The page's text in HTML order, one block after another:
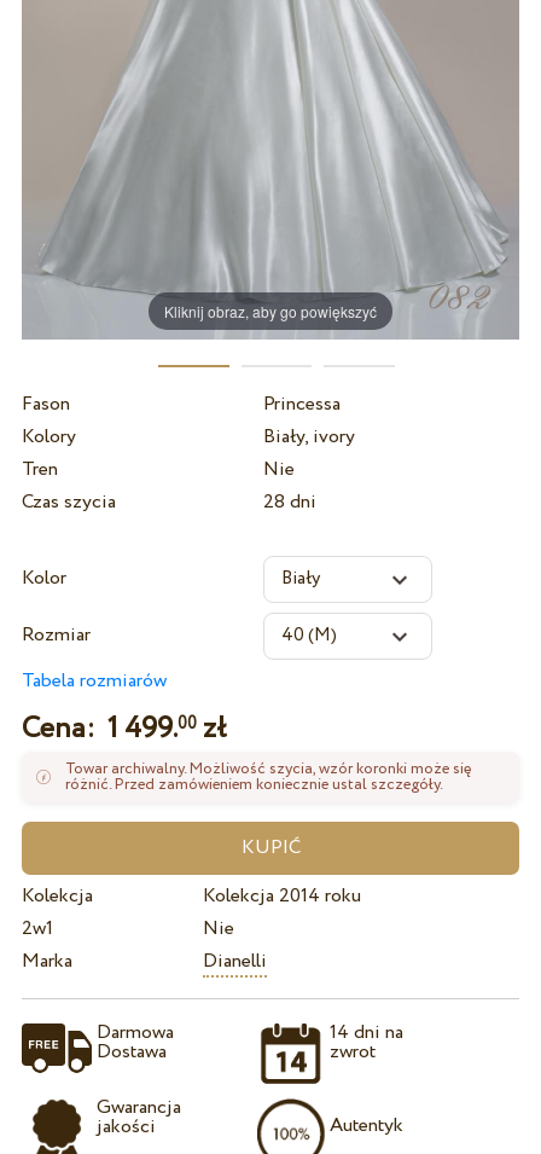
Kliknij obraz, aby go powiększyć
Fason
Princessa
Kolory
Biały, ivory
Tren
Nie
Czas szycia
28 dni
Kolor
Rozmiar
Tabela rozmiarów
Cena: 1 499.00zł
Towar archiwalny. Możliwość szycia, wzór koronki może się
różnić. Przed zamówieniem koniecznie ustal szczegóły.
Kolekcja
Kolekcja 2014 roku
2w1
Nie
Marka
Dianelli
Darmowa
Dostawa
Gwarancja
jakości
14 dni na
zwrot
Autentyk